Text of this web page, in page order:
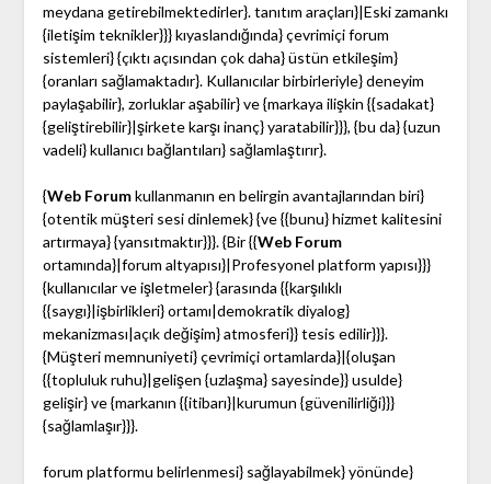
meydana getirebilmektedirler}. tanıtım araçları}|Eski zamankı
{iletişim teknikler}}} kıyaslandığında} çevrimiçi forum
sistemleri} {çıktı açısından çok daha} üstün etkileşim}
{oranları sağlamaktadır}. Kullanıcılar birbirleriyle} deneyim
paylaşabilir}, zorluklar aşabilir} ve {markaya ilişkin {{sadakat}
{geliştirebilir}|şirkete karşı inanç} yaratabilir}}}, {bu da} {uzun
vadeli} kullanıcı bağlantıları} sağlamlaştırır}.
{Web Forumkullanmanın en belirgin avantajlarından biri}
{otentik müşteri sesi dinlemek} {ve {{bunu} hizmet kalitesini
artırmaya} {yansıtmaktır}}}. {Bir {{Web Forum
ortamında}|forum altyapısı}|Profesyonel platform yapısı}}}
{kullanıcılar ve işletmeler} {arasında {{karşılıklı
{{saygı}|işbirlikleri} ortamı|demokratik diyalog}
mekanizması|açık değişim} atmosferi}} tesis edilir}}}.
{Müşteri memnuniyeti} çevrimiçi ortamlarda}|{oluşan
{{topluluk ruhu}|gelişen {uzlaşma} sayesinde}} usulde}
gelişir} ve {markanın {{itibarı}|kurumun {güvenilirliği}}}
{sağlamlaşır}}}.
forum platformu belirlenmesi} sağlayabilmek} yönünde}